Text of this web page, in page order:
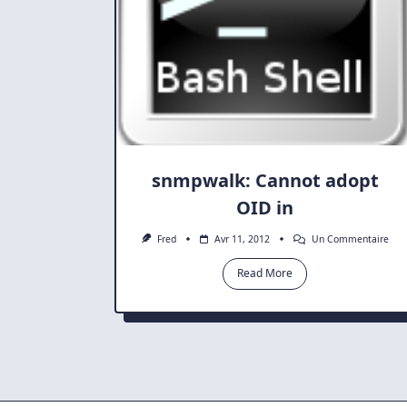
snmpwalk: Cannot adopt
OID in
Fred Avr 11, 2012 Un CommentaireSur
Read More